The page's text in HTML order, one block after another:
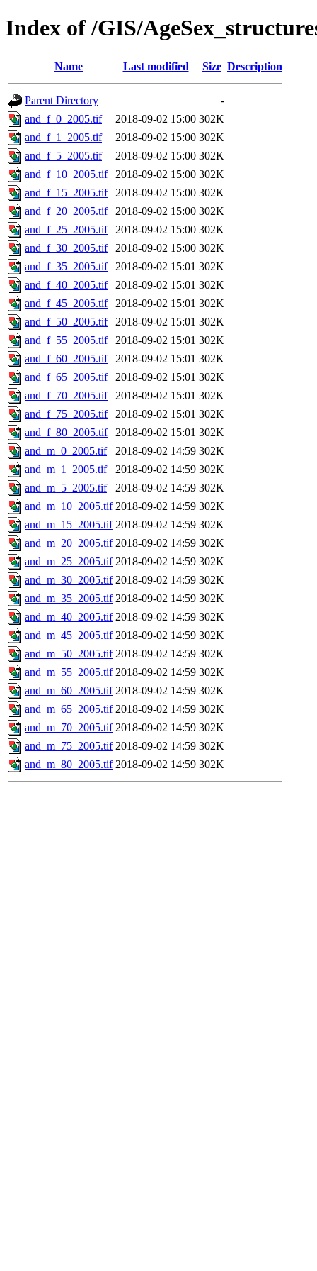
Index of /GIS/
Name Last modified Size Description
Parent Directory
-
and_f_0_2005.tif
2018-09-02 15:00 302K
and_f_1_2005.tif
2018-09-02 15:00 302K
and_f_5_2005.tif
2018-09-02 15:00 302K
and_f_10_2005.tif
2018-09-02 15:00 302K
and_f_15_2005.tif
2018-09-02 15:00 302K
and_f_20_2005.tif
2018-09-02 15:00 302K
and_f_25_2005.tif
2018-09-02 15:00 302K
and_f_30_2005.tif
2018-09-02 15:00 302K
and_f_35_2005.tif
2018-09-02 15:01 302K
and_f_40_2005.tif
2018-09-02 15:01 302K
and_f_45_2005.tif
2018-09-02 15:01 302K
and_f_50_2005.tif
2018-09-02 15:01 302K
and_f_55_2005.tif
2018-09-02 15:01 302K
and_f_60_2005.tif
2018-09-02 15:01 302K
and_f_65_2005.tif
2018-09-02 15:01 302K
and_f_70_2005.tif
2018-09-02 15:01 302K
and_f_75_2005.tif
2018-09-02 15:01 302K
and_f_80_2005.tif
2018-09-02 15:01 302K
and_m_0_2005.tif
2018-09-02 14:59 302K
and_m_1_2005.tif
2018-09-02 14:59 302K
and_m_5_2005.tif
2018-09-02 14:59 302K
and_m_10_2005.tif 2018-09-02 14:59 302K
and_m_15_2005.tif 2018-09-02 14:59 302K
and_m_20_2005.tif 2018-09-02 14:59 302K
and_m_25_2005.tif 2018-09-02 14:59 302K
and_m_30_2005.tif 2018-09-02 14:59 302K
and_m_35_2005.tif 2018-09-02 14:59 302K
and_m_40_2005.tif 2018-09-02 14:59 302K
and_m_45_2005.tif 2018-09-02 14:59 302K
and_m_50_2005.tif 2018-09-02 14:59 302K
and_m_55_2005.tif 2018-09-02 14:59 302K
and_m_60_2005.tif 2018-09-02 14:59 302K
and_m_65_2005.tif 2018-09-02 14:59 302K
and_m_70_2005.tif 2018-09-02 14:59 302K
and_m_75_2005.tif 2018-09-02 14:59 302K
and_m_80_2005.tif 2018-09-02 14:59 302K